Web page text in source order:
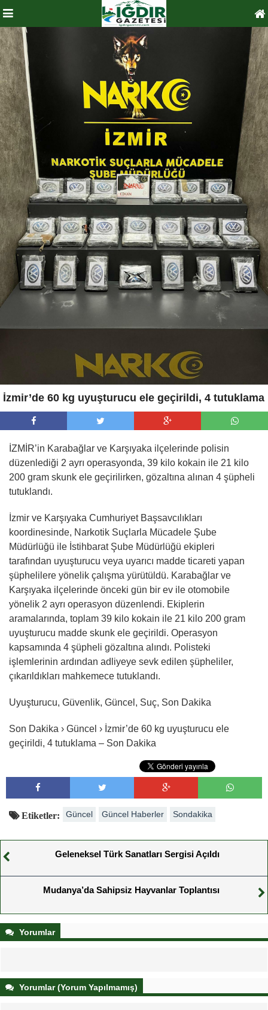
İzmir’de 60 kg uyuşturucu ele geçirildi, 4 tutuklama
İZMİR’in Karabağlar ve Karşıyaka ilçelerinde polisin
düzenlediği 2 ayrı operasyonda, 39 kilo kokain ile 21 kilo
200 gram skunk ele geçirilirken, gözaltına alınan 4 şüpheli
tutuklandı.
İzmir ve Karşıyaka Cumhuriyet Başsavcılıkları
koordinesinde, Narkotik Suçlarla Mücadele Şube
Müdürlüğü ile İstihbarat Şube Müdürlüğü ekipleri
tarafından uyuşturucu veya uyarıcı madde ticareti yapan
şüphelilere yönelik çalışma yürütüldü. Karabağlar ve
Karşıyaka ilçelerinde önceki gün bir ev ile otomobile
yönelik 2 ayrı operasyon düzenlendi. Ekiplerin
aramalarında, toplam 39 kilo kokain ile 21 kilo 200 gram
uyuşturucu madde skunk ele geçirildi. Operasyon
kapsamında 4 şüpheli gözaltına alındı. Polisteki
işlemlerinin ardından adliyeye sevk edilen şüpheliler,
çıkarıldıkları mahkemece tutuklandı.
Uyuşturucu, Güvenlik, Güncel, Suç, Son Dakika
Son Dakika › Güncel › İzmir’de 60 kg uyuşturucu ele
geçirildi, 4 tutuklama – Son Dakika
Etiketler: Güncel Güncel Haberler Sondakika
Geleneksel Türk Sanatları Sergisi Açıldı
Mudanya’da Sahipsiz Hayvanlar Toplantısı
Yorumlar
Yorumlar (Yorum Yapılmamış)